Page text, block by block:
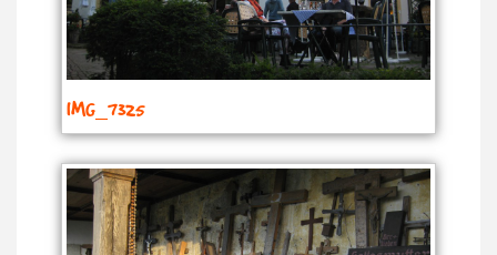
IMG_7325